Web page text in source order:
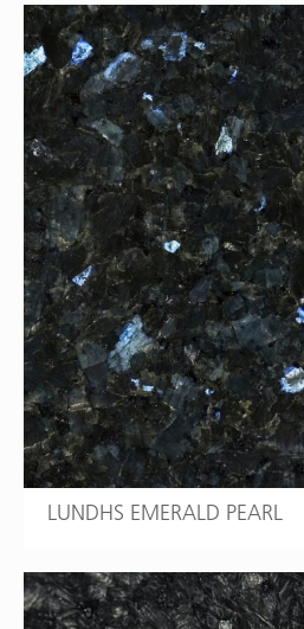
LUNDHS EMERALD PEARL